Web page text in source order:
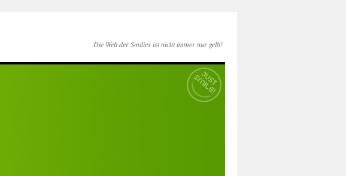
Die Welt der Smilies ist nicht immer nur gelb!